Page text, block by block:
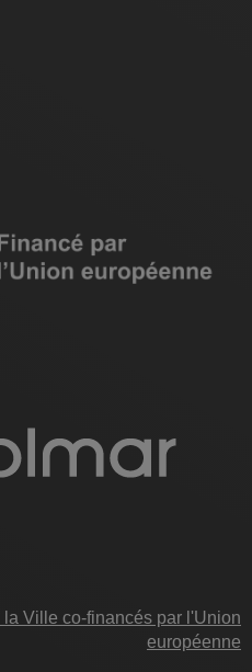
Ville co-financés par l'Union
européenne